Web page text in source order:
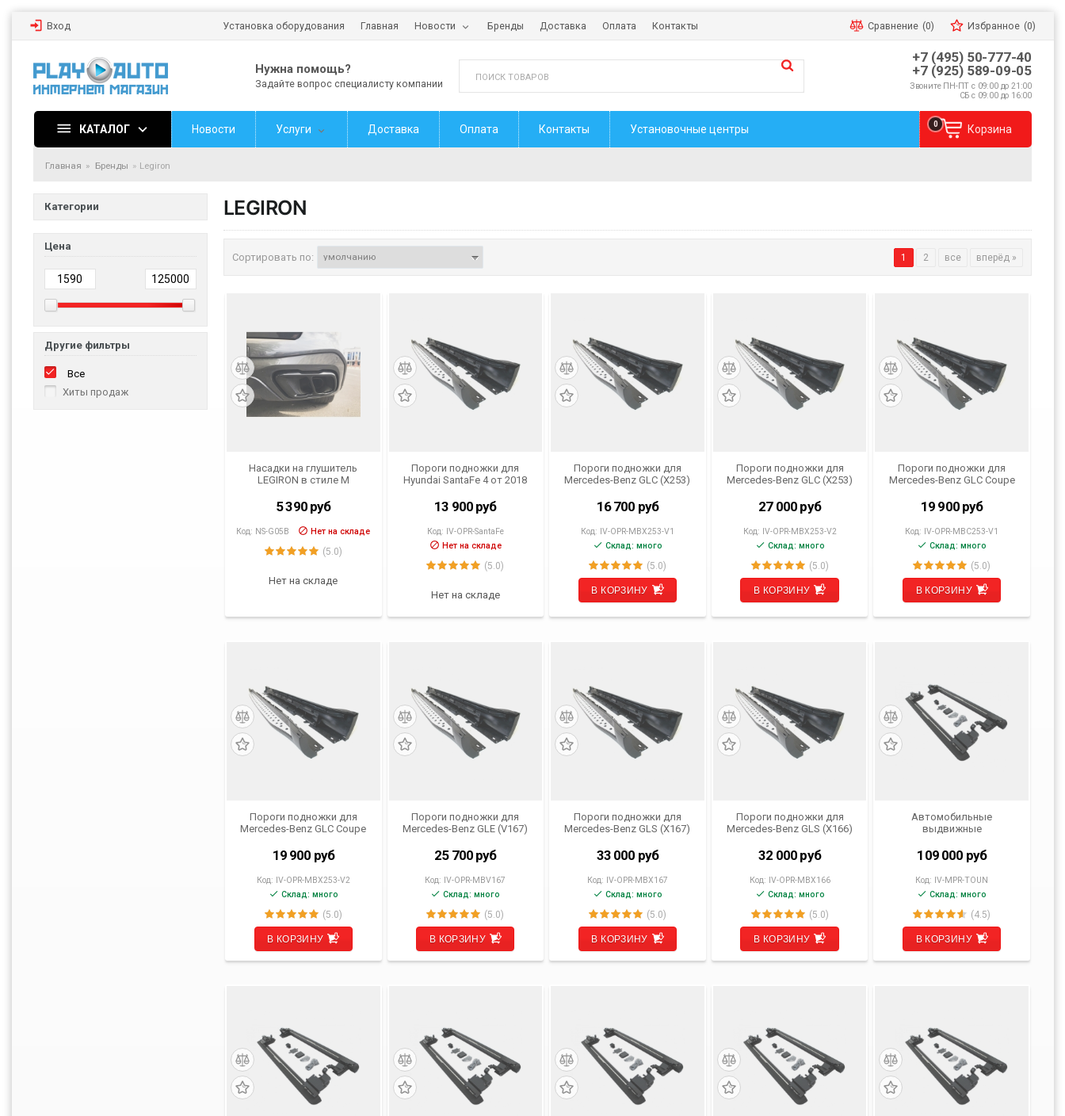
Вход Установка оборудования Главная Новости Бренды Доставка Оплата Контакты Сравнение (0) Избранное (0)
Нужна помощь?
Задайте вопрос специалисту компании
+7 (495) 50-777-40
+7 (925) 589-09-05
Звоните ПН-ПТ с 09:00 до 21:00
СБ с 09:00 до 16:00
КАТАЛОГ Новости Услуги Доставка Оплата Контакты Установочные центры Корзина
0
Главная Бренды Legiron
Категории
Цена
Другие фильтры
Все
Хиты продаж
LEGIRON
Сортировать по: 1 2 все вперёд »
Насадки на глушитель
LEGIRON в стиле M
X7 (G05, G07) от 2018 г.в.
5 390 руб
Код: NS-G05B Нет на складе
(5.0)
Нет на складе
Пороги подножки для
Hyundai SantaFe 4 от 2018
13 900 руб
Код: IV-OPR-SantaFe
Нет на складе
(5.0)
Нет на складе
Пороги подножки для
Mercedes-Benz GLC (X253)
16 700 руб
Код: IV-OPR-MBX253-V1
Склад: много
(5.0)
В КОРЗИНУ
Пороги подножки для
Mercedes-Benz GLC (X253)
27 000 руб
Код: IV-OPR-MBX253-V2
Склад: много
(5.0)
В КОРЗИНУ
Пороги подножки для
Mercedes-Benz GLC Coupe
19 900 руб
Код: IV-OPR-MBC253-V1
Склад: много
(5.0)
В КОРЗИНУ
Пороги подножки для
Mercedes-Benz GLC Coupe
19 900 руб
Код: IV-OPR-MBX253-V2
Склад: много
(5.0)
В КОРЗИНУ
Пороги подножки для
Mercedes-Benz GLE (V167)
25 700 руб
Код: IV-OPR-MBV167
Склад: много
(5.0)
В КОРЗИНУ
Пороги подножки для
Mercedes-Benz GLS (X167)
33 000 руб
Код: IV-OPR-MBX167
Склад: много
(5.0)
В КОРЗИНУ
Пороги подножки для
Mercedes-Benz GLS (X166)
32 000 руб
Код: IV-OPR-MBX166
Склад: много
(5.0)
В КОРЗИНУ
Автомобильные
выдвижные
VW Touareg 3 от 2018 - н.в.
109 000 руб
Код: IV-MPR-TOUN
Склад: много
(4.5)
В КОРЗИНУ